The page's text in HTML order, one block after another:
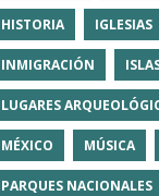
HISTORIA IGLESIAS
INMIGRACIÓN
LUGARES
MÉXICO MÚSICA
PARQUES NACIONALES